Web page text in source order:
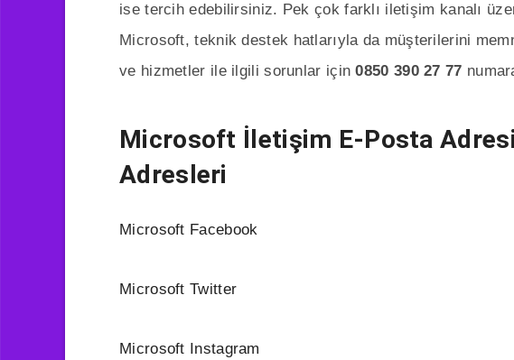
ise tercih edebilirsiniz. Pek çok farklı iletişim kanalı
Microsoft, teknik destek hatlarıyla da müşterilerini
ve hizmetler ile ilgili sorunlar için0850 390 27 77
Microsoft İletişim E-Posta
Adresleri
Microsoft Facebook
Microsoft Twitter
Microsoft Instagram